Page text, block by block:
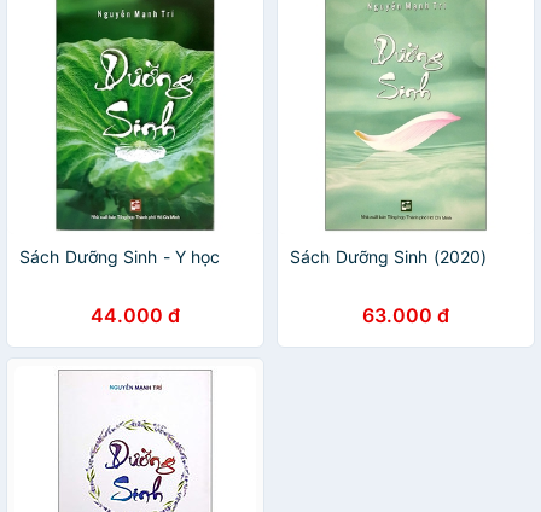
Sách Dưỡng Sinh - Y học
44.000 đ
Sách Dưỡng Sinh (2020)
63.000 đ